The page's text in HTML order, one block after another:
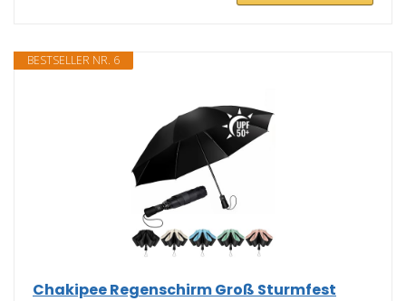
BESTSELLER NR. 6
Chakipee Regenschirm Groß Sturmfest